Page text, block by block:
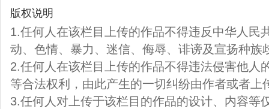
版权说明
1.任何人在该栏目上传的作品不得违反中华人民
动、色情、暴力、迷信、侮辱、诽谤及宣扬种族
2.任何人在该栏目上传的作品不得违法侵害他人
等合法权利，由此产生的一切纠纷由作者或者上
3.任何人对上传于该栏目的作品的设计、内容等